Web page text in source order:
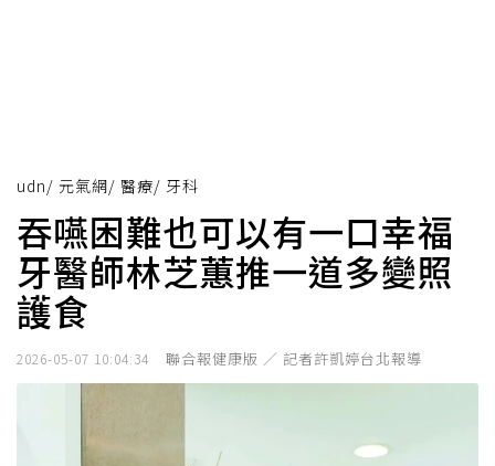
udn/ 元氣網/ 醫療/ 牙科
吞嚥困難也可以有一口幸福
牙醫師林芝蕙推一道多變照
護食
2026-05-07 10:04:34 聯合報健康版 ／ 記者許凱婷台北報導